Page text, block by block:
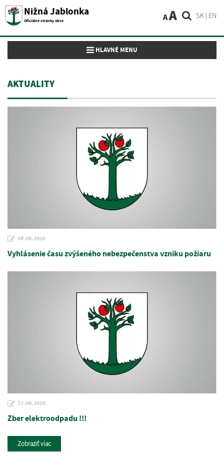
Nižná Jablonka
Oficiálne stránky obce
SK | EN
AA
Toggle navigation
HLAVNÉ MENU
AKTUALITY
04.08.2026
Vyhlásenie času zvýšeného nebezpečenstva vzniku požiaru
17.06.2026
Zber elektroodpadu !!!
Zobraziť viac